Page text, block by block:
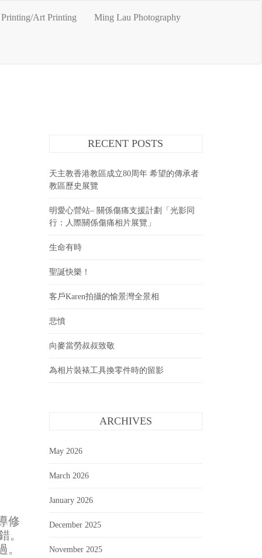
Printing/Art Printing Ming Lau Photography
修
RECENT POSTS
天主教香港教區成立80周年 希望的傳承者
教區歷史展覽
明愛心營站– 關係傷痛支援計劃「光影同
行：人際關係傷痛相片展覽」
生命有時
聖誕快樂！
客戶Karen拍攝的愉景灣全景相
悲憤
向麥當勞叔叔致敬
為相片裝裱工具換零件時的留影
ARCHIVES
May 2026
March 2026
January 2026
December 2025
November 2025